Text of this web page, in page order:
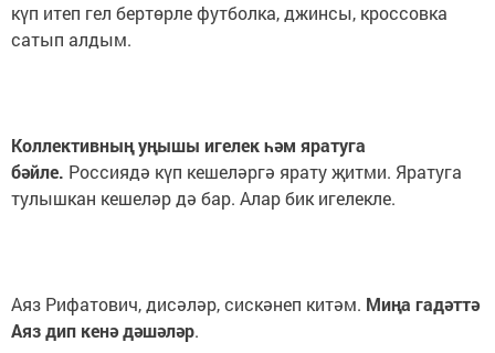
күп итеп гел бертөрле футболка, джинсы, кроссовка
сатып алдым.
Коллективның уңышы игелек һәм яратуга
бәйле. Россиядә күп кешеләргә ярату җитми. Яратуга
тулышкан кешеләр дә бар. Алар бик игелекле.
Аяз Рифатович, дисәләр, сискәнеп китәм. Миңа гадәттә
Аяз дип кенә дәшәләр.